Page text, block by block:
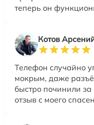
теперь он
Котов
Телефон случайно
мокрым, даже
быстро починили
отзыв с моего